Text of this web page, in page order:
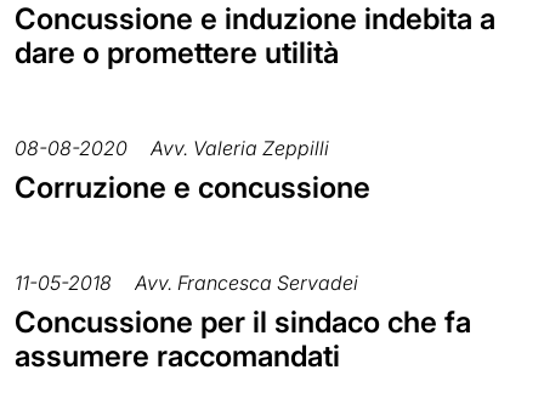
Concussione e induzione indebita a
dare o promettere utilità
08-08-2020 Avv. Valeria Zeppilli
Corruzione e concussione
11-05-2018 Avv. Francesca Servadei
Concussione per il sindaco che fa
assumere raccomandati